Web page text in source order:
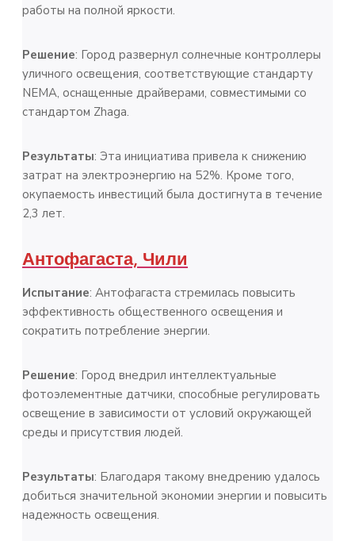
работы на полной яркости.
Решение: Город развернул солнечные контроллеры
уличного освещения, соответствующие стандарту
NEMA, оснащенные драйверами, совместимыми со
стандартом Zhaga.
Результаты: Эта инициатива привела к снижению
затрат на электроэнергию на 52%. Кроме того,
окупаемость инвестиций была достигнута в течение
2,3 лет.
Антофагаста, Чили
Испытание: Антофагаста стремилась повысить
эффективность общественного освещения и
сократить потребление энергии.
Решение: Город внедрил интеллектуальные
фотоэлементные датчики, способные регулировать
освещение в зависимости от условий окружающей
среды и присутствия людей.
Результаты: Благодаря такому внедрению удалось
добиться значительной экономии энергии и повысить
надежность освещения.